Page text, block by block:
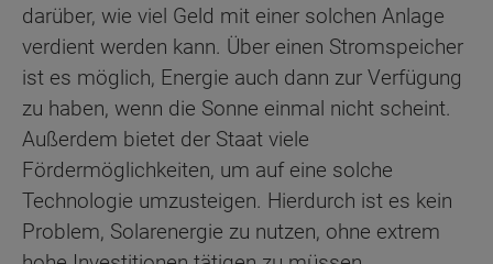
darüber, wie viel Geld mit einer solchen Anlage
verdient werden kann. Über einen Stromspeicher
ist es möglich, Energie auch dann zur Verfügung
zu haben, wenn die Sonne einmal nicht scheint.
Außerdem bietet der Staat viele
Fördermöglichkeiten, um auf eine solche
Technologie umzusteigen. Hierdurch ist es kein
Problem, Solarenergie zu nutzen, ohne extrem